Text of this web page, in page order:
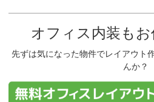
オフィス内装も
先ずは気になった物件でレイアウト
んか？